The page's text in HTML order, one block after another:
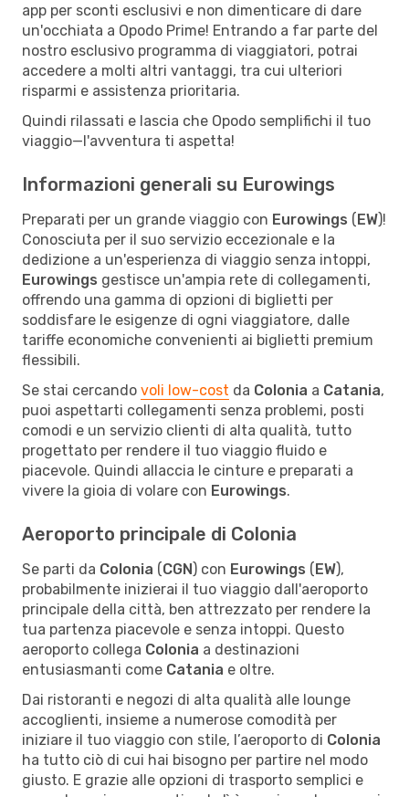
app per sconti esclusivi e non dimenticare di dare
un'occhiata a Opodo Prime! Entrando a far parte del
nostro esclusivo programma di viaggiatori, potrai
accedere a molti altri vantaggi, tra cui ulteriori
risparmi e assistenza prioritaria.
Quindi rilassati e lascia che Opodo semplifichi il tuo
viaggio—l'avventura ti aspetta!
Informazioni generali su Eurowings
Preparati per un grande viaggio con Eurowings (EW)!
Conosciuta per il suo servizio eccezionale e la
dedizione a un'esperienza di viaggio senza intoppi,
Eurowings gestisce un'ampia rete di collegamenti,
offrendo una gamma di opzioni di biglietti per
soddisfare le esigenze di ogni viaggiatore, dalle
tariffe economiche convenienti ai biglietti premium
flessibili.
Se stai cercando voli low-cost da Colonia a Catania,
puoi aspettarti collegamenti senza problemi, posti
comodi e un servizio clienti di alta qualità, tutto
progettato per rendere il tuo viaggio fluido e
piacevole. Quindi allaccia le cinture e preparati a
vivere la gioia di volare con Eurowings.
Aeroporto principale di Colonia
Se parti da Colonia (CGN) con Eurowings (EW),
probabilmente inizierai il tuo viaggio dall'aeroporto
principale della città, ben attrezzato per rendere la
tua partenza piacevole e senza intoppi. Questo
aeroporto collega Colonia a destinazioni
entusiasmanti come Catania e oltre.
Dai ristoranti e negozi di alta qualità alle lounge
accoglienti, insieme a numerose comodità per
iniziare il tuo viaggio con stile, l’aeroporto di Colonia
ha tutto ciò di cui hai bisogno per partire nel modo
giusto. E grazie alle opzioni di trasporto semplici e